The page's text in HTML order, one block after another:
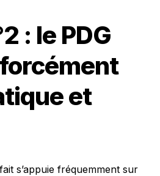
: le PDG
et
s’appuie fréquemment sur